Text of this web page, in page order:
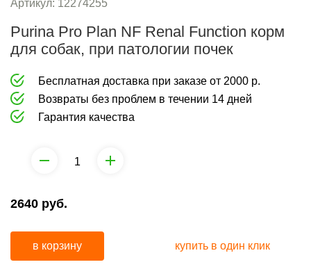
груминга
Коррекция
поведения
средства
от
запаха
средства
запаха
Артикул: 12274255
Purina Pro Plan NF Renal Function корм
для собак, при патологии почек
Бесплатная доставка при заказе от 2000 р.
Возвраты без проблем в течении 14 дней
Гарантия качества
2640 руб.
в корзину купить в один клик